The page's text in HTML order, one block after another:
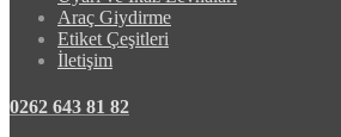
Araç Giydirme
Etiket Çeşitleri
İletişim
0262 643 81 82